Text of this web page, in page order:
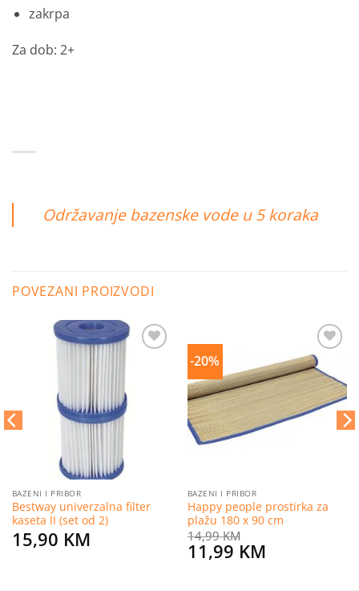
zakrpa
Za dob: 2+
Održavanje bazenske vode u 5 koraka
POVEZANI PROIZVODI
BAZENI I PRIBOR
Bestway univerzalna filter
kaseta II (set od 2)
15,90 KM
-20%
Dodaj
na
listu
želja
BAZENI I PRIBOR
Happy people prostirka za
plažu 180 x 90 cm
14,99KM
Original
price
11,99 KMCurrent